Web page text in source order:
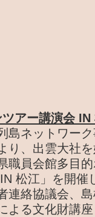
アー講演会 IN
島ネットワー
り、出雲大社
職員会館多目
松江」を開催
連絡協議会、
よる文化財講